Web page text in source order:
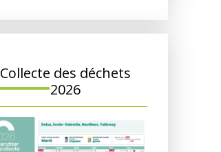
Collecte des déchets
2026